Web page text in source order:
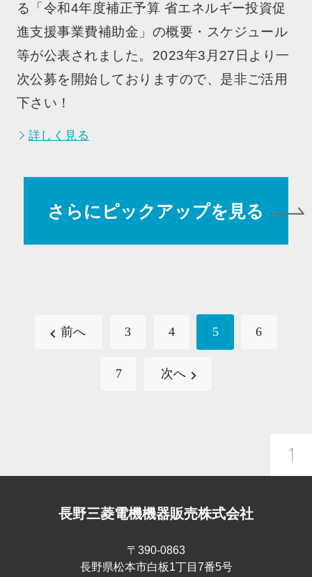
る「令和4年度補正予算 省エネルギー投資促
進支援事業費補助金」の概要・スケジュール
等が公表されました。2023年3月27日より一
次公募を開始しておりますので、是非ご活用
下さい！
詳しく見る
さらにピックアップを見る
前へ 3 4 5 6
7 次へ
長野三菱電機機器販売株式会社
〒390-0863
長野県松本市白板1丁目7番5号